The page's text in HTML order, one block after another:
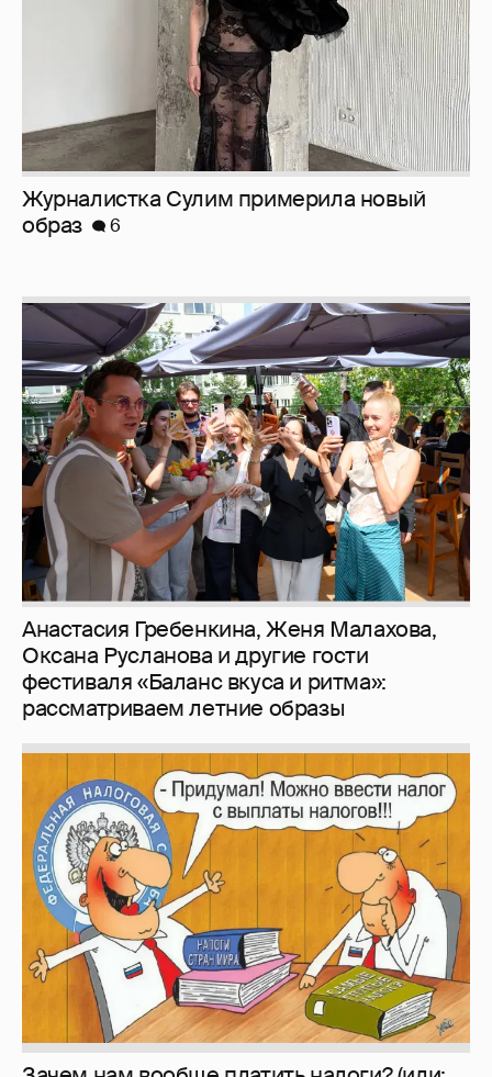
Журналистка Сулим примерила новый
образ
6
Анастасия Гребенкина, Женя Малахова,
Оксана Русланова и другие гости
фестиваля «Баланс вкуса и ритма»:
рассматриваем летние образы